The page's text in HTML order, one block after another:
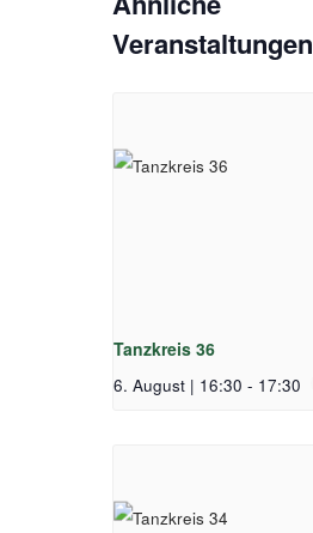
Veranstaltungen
Tanzkreis 36
6. August | 16:30 - 17:30